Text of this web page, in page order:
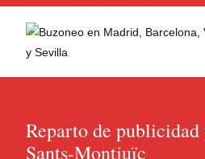
Reparto de publicidad
Sants-Montjuïc